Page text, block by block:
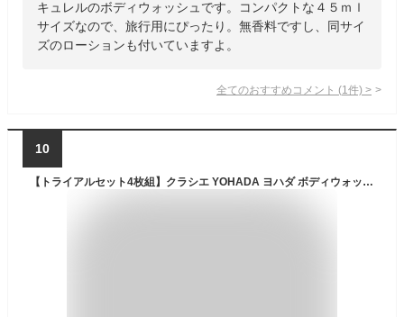
キュレルのボディウォッシュです。コンパクトな４５ｍｌ
サイズなので、旅行用にぴったり。無香料ですし、同サイ
ズのローションも付いていますよ。
全てのおすすめコメント (1 件) >
10
【トライアルセット4枚組】クラシエ YOHADA ヨハダ ボディウォッシュ（10ml×2個）×4枚 計8回分 乾燥性敏感肌 低刺激 お試し 旅行用 携帯用